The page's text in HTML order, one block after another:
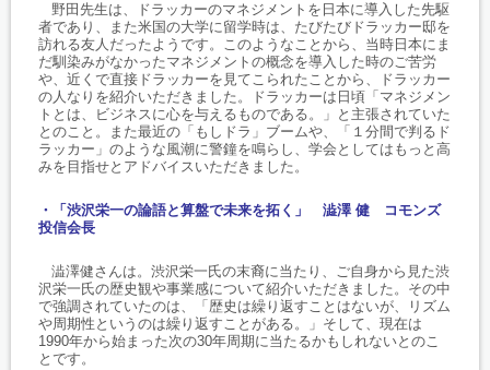
野田先生は、ドラッカーのマネジメントを日本に導入した先駆
者であり、また米国の大学に留学時は、たびたびドラッカー邸を
訪れる友人だったようです。このようなことから、当時日本にま
だ馴染みがなかったマネジメントの概念を導入した時のご苦労
や、近くで直接ドラッカーを見てこられたことから、ドラッカー
の人なりを紹介いただきました。ドラッカーは日頃「マネジメン
トとは、ビジネスに心を与えるものである。」と主張されていた
とのこと。また最近の「もしドラ」ブームや、「１分間で判るド
ラッカー」のような風潮に警鐘を鳴らし、学会としてはもっと高
みを目指せとアドバイスいただきました。
・「渋沢栄一の論語と算盤で未来を拓く」 澁澤 健 コモンズ
投信会長
澁澤健さんは。渋沢栄一氏の末裔に当たり、ご自身から見た渋
沢栄一氏の歴史観や事業感について紹介いただきました。その中
で強調されていたのは、「歴史は繰り返すことはないが、リズム
や周期性というのは繰り返すことがある。」そして、現在は
1990年から始まった次の30年周期に当たるかもしれないとのこ
とです。